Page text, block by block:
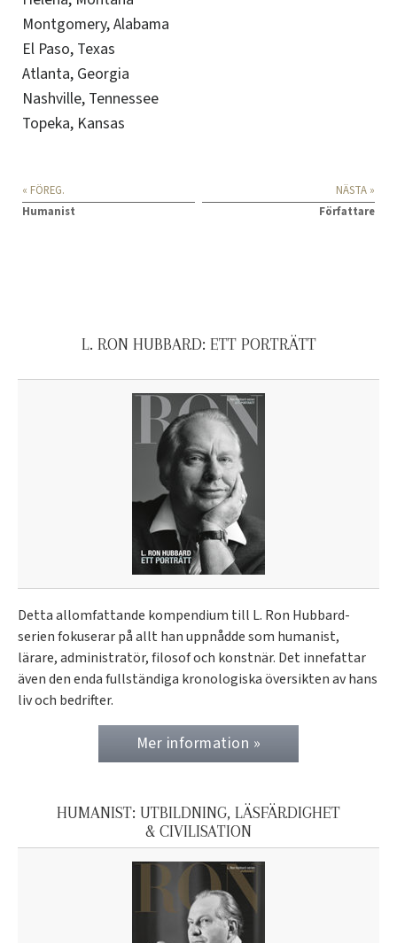
Montgomery, Alabama
El Paso, Texas
Atlanta, Georgia
Nashville, Tennessee
Topeka, Kansas
« FÖREG.
Humanist
NÄSTA »
Författare
L. RON HUBBARD: ETT PORTRÄTT
Detta allomfattande kompendium till L. Ron Hubbard-
serien fokuserar på allt han uppnådde som humanist,
lärare, administratör, filosof och konstnär. Det innefattar
även den enda fullständiga kronologiska översikten av hans
liv och bedrifter.
Mer information »
HUMANIST: UTBILDNING, LÄSFÄRDIGHET
& CIVILISATION